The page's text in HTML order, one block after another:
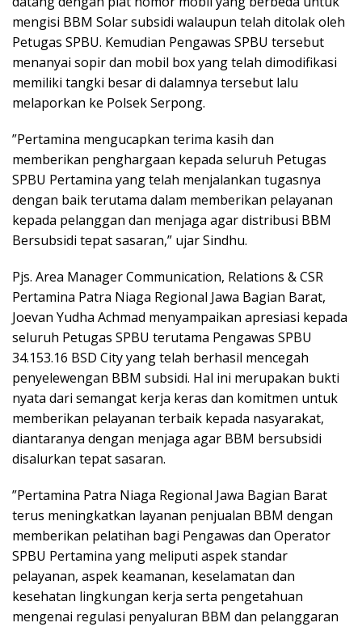
mengisi BBM Solar subsidi walaupun telah ditolak oleh
Petugas SPBU. Kemudian Pengawas SPBU tersebut
menanyai sopir dan mobil box yang telah dimodifikasi
memiliki tangki besar di dalamnya tersebut lalu
melaporkan ke Polsek Serpong.
”Pertamina mengucapkan terima kasih dan
memberikan penghargaan kepada seluruh Petugas
SPBU Pertamina yang telah menjalankan tugasnya
dengan baik terutama dalam memberikan pelayanan
kepada pelanggan dan menjaga agar distribusi BBM
Bersubsidi tepat sasaran,” ujar Sindhu.
Pjs. Area Manager Communication, Relations & CSR
Pertamina Patra Niaga Regional Jawa Bagian Barat,
Joevan Yudha Achmad menyampaikan apresiasi kepada
seluruh Petugas SPBU terutama Pengawas SPBU
34.153.16 BSD City yang telah berhasil mencegah
penyelewengan BBM subsidi. Hal ini merupakan bukti
nyata dari semangat kerja keras dan komitmen untuk
memberikan pelayanan terbaik kepada nasyarakat,
diantaranya dengan menjaga agar BBM bersubsidi
disalurkan tepat sasaran.
”Pertamina Patra Niaga Regional Jawa Bagian Barat
terus meningkatkan layanan penjualan BBM dengan
memberikan pelatihan bagi Pengawas dan Operator
SPBU Pertamina yang meliputi aspek standar
pelayanan, aspek keamanan, keselamatan dan
kesehatan lingkungan kerja serta pengetahuan
mengenai regulasi penyaluran BBM dan pelanggaran